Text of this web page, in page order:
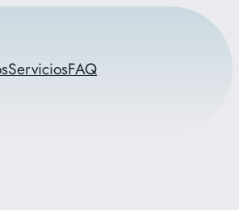
ServiciosFAQ